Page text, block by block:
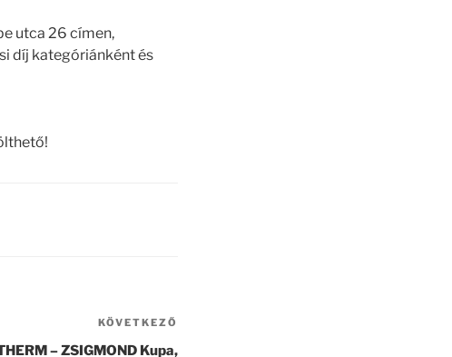
utca 26 címen,
díj kategóriánként és
KÖVETKEZŐ
– ZSIGMOND Kupa,